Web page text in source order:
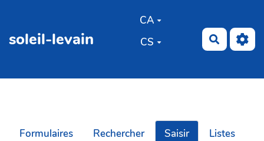
soleil-levain
CA
CS
Formulaires Rechercher Saisir
Listes